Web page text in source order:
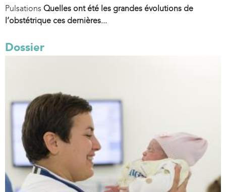
Pulsations Quelles ont été les grandes évolutions de
l’obstétrique ces dernières...
Dossier